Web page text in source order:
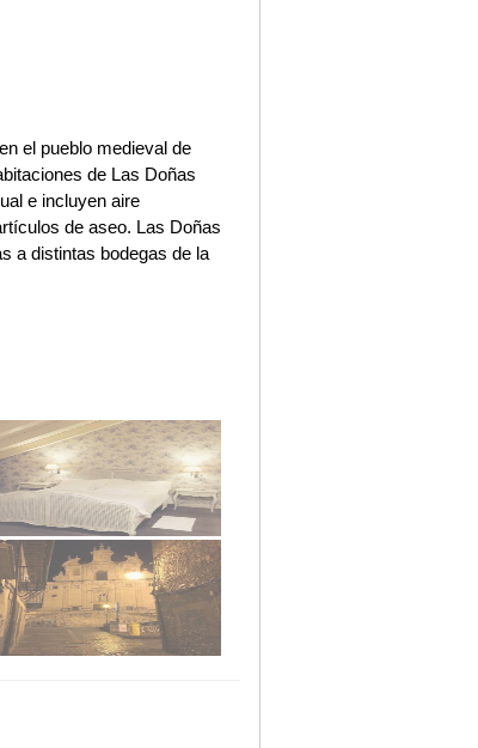
el pueblo medieval de
de Las Doñas
e incluyen aire
de aseo. Las Doñas
a distintas bodegas de la